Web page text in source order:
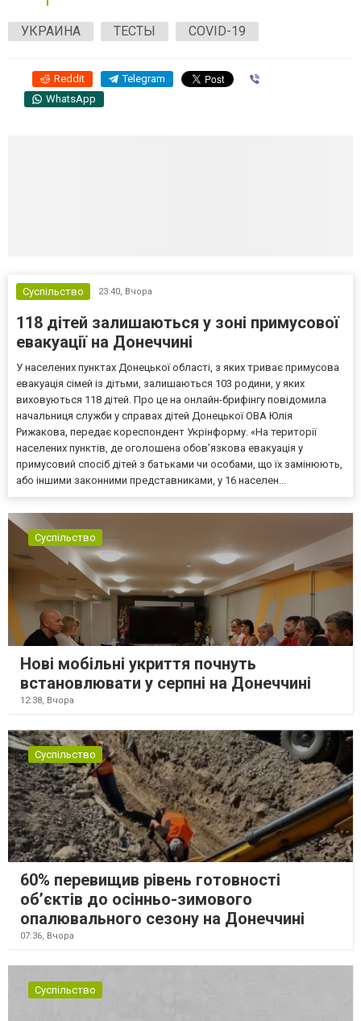
УКРАИНА ТЕСТЫ COVID-19
Reddit Telegram
WhatsApp
Суспільство 23:40, Вчора
118 дітей залишаються у зоні примусової
евакуації на Донеччині
У населених пунктах Донецької області, з яких триває примусова
евакуація сімей із дітьми, залишаються 103 родини, у яких
виховуються 118 дітей. Про це на онлайн-брифінгу повідомила
начальниця служби у справах дітей Донецької ОВА Юлія
Рижакова, передає кореспондент Укрінформу. «На території
населених пунктів, де оголошена обов’язкова евакуація у
примусовий спосіб дітей з батьками чи особами, що їх замінюють,
або іншими законними представниками, у 16 населен...
Суспільство
Нові мобільні укриття почнуть
встановлювати у серпні на Донеччині
12:38, Вчора
Суспільство
60% перевищив рівень готовності
об’єктів до осінньо-зимового
опалювального сезону на Донеччині
07:36, Вчора
Суспільство